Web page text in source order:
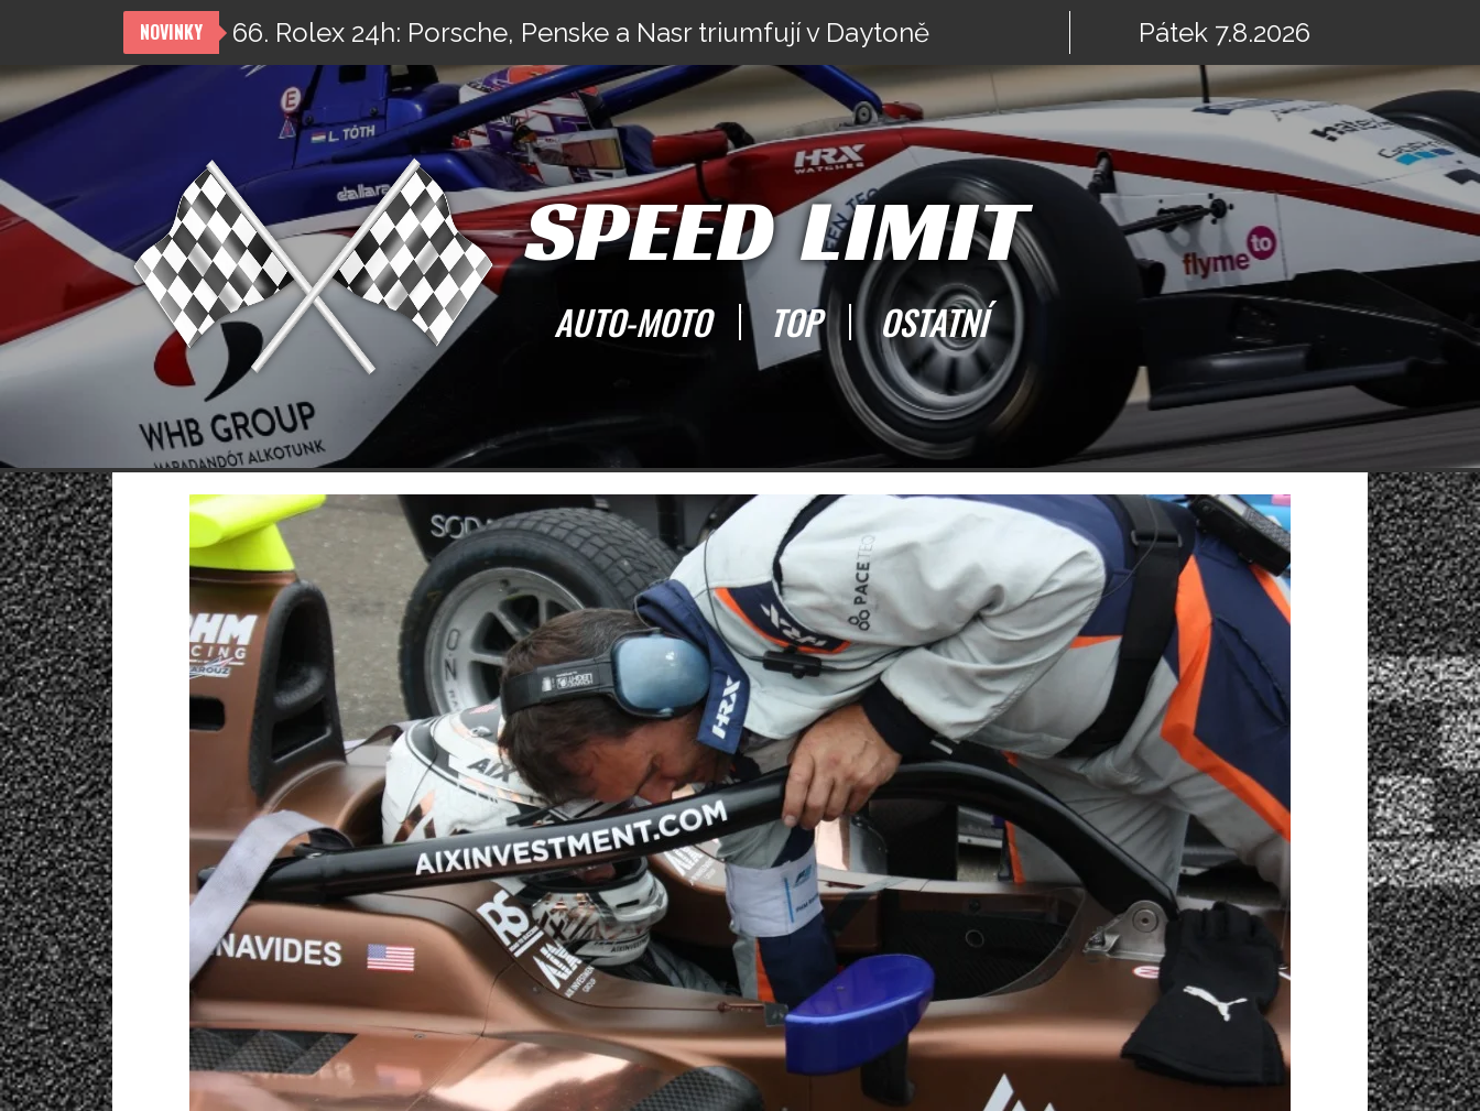
Přeskočit
obsah
NOVINKY 66. Rolex 24h: Porsche, Penske a Nasr triumfují v Daytoně Pátek 7.8.2026
SPEED LIMIT
AUTO-MOTO TOP OSTATNÍ